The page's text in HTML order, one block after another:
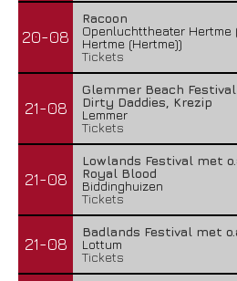
20-08
Racoon
Openluchttheater Hertme
Hertme (Hertme))
Tickets
21-08
Glemmer Beach
Dirty Daddies, Krezip
Lemmer
Tickets
21-08
Lowlands Festival met
Royal Blood
Biddinghuizen
Tickets
21-08
Badlands Festival met
Lottum
Tickets